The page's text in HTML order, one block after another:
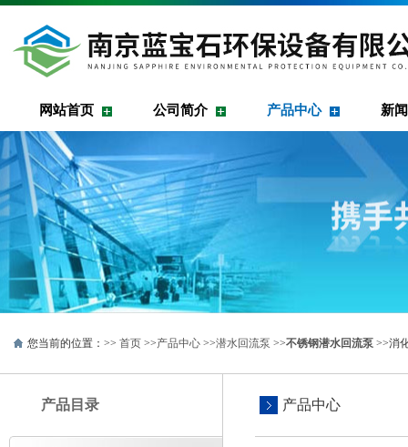
网站首页 公司简介 产品中心 新
您当前的位置：>> 首页 >>产品中心 >>潜水回流泵 >>不锈钢潜水回流泵 >>消
产品目录 产品中心